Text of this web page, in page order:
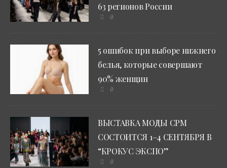
63 регионов России
0
5 ошибок при выборе нижнего
белья, которые совершают
90% женщин
0
ВЫСТАВКА МОДЫ CPM
СОСТОИТСЯ 1–4 СЕНТЯБРЯ В
“КРОКУС ЭКСПО”
0